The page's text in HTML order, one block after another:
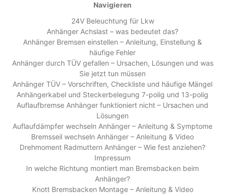
Navigieren
24V Beleuchtung für Lkw
Anhänger Achslast – was bedeutet das?
Anhänger Bremsen einstellen – Anleitung, Einstellung &
häufige Fehler
Anhänger durch TÜV gefallen – Ursachen, Lösungen und was
Sie jetzt tun müssen
Anhänger TÜV – Vorschriften, Checkliste und häufige Mängel
Anhängerkabel und Steckerbelegung 7-polig und 13-polig
Auflaufbremse Anhänger funktioniert nicht – Ursachen und
Lösungen
Auflaufdämpfer wechseln Anhänger – Anleitung & Symptome
Bremsseil wechseln Anhänger – Anleitung & Video
Drehmoment Radmuttern Anhänger – Wie fest anziehen?
Impressum
In welche Richtung montiert man Bremsbacken beim
Anhänger?
Knott Bremsbacken Montage – Anleitung & Video